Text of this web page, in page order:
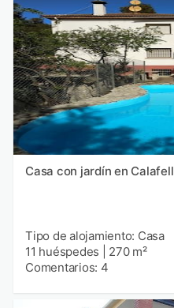
Casa con jardín en Calafell
Tipo de alojamiento: Casa
11 huéspedes
270 m²
Comentarios: 4